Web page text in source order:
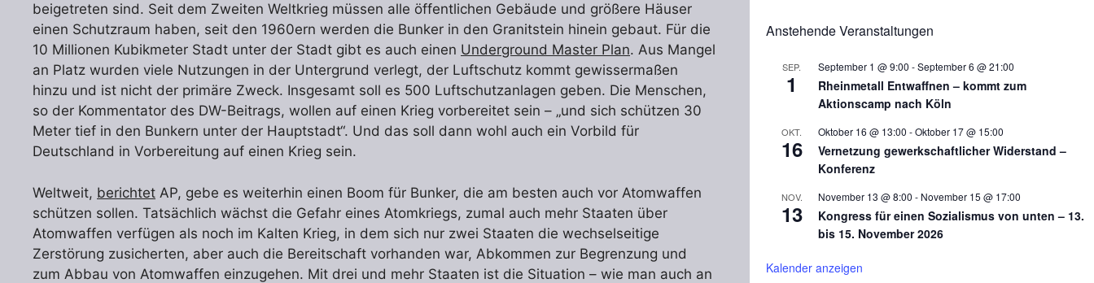
beigetreten sind. Seit dem Zweiten Weltkrieg müssen alle öffentlichen Gebäude und größere Häuser
einen Schutzraum haben, seit den 1960ern werden die Bunker in den Granitstein hinein gebaut. Für die
10 Millionen Kubikmeter Stadt unter der Stadt gibt es auch einen Underground Master Plan. Aus Mangel
an Platz wurden viele Nutzungen in der Untergrund verlegt, der Luftschutz kommt gewissermaßen
hinzu und ist nicht der primäre Zweck. Insgesamt soll es 500 Luftschutzanlagen geben. Die Menschen,
so der Kommentator des DW-Beitrags, wollen auf einen Krieg vorbereitet sein – „und sich schützen 30
Meter tief in den Bunkern unter der Hauptstadt“. Und das soll dann wohl auch ein Vorbild für
Deutschland in Vorbereitung auf einen Krieg sein.
Weltweit, berichtet AP, gebe es weiterhin einen Boom für Bunker, die am besten auch vor Atomwaffen
schützen sollen. Tatsächlich wächst die Gefahr eines Atomkriegs, zumal auch mehr Staaten über
Atomwaffen verfügen als noch im Kalten Krieg, in dem sich nur zwei Staaten die wechselseitige
Zerstörung zusicherten, aber auch die Bereitschaft vorhanden war, Abkommen zur Begrenzung und
zum Abbau von Atomwaffen einzugehen. Mit drei und mehr Staaten ist die Situation – wie man auch an
Anstehende Veranstaltungen
SEP.
1
September 1 @ 9:00 -September 6 @ 21:00
Rheinmetall Entwaffnen – kommt zum
Aktionscamp nach Köln
OKT.
16
Oktober 16 @ 13:00 -Oktober 17 @ 15:00
Vernetzung gewerkschaftlicher Widerstand –
Konferenz
NOV.
13
November 13 @ 8:00 - November 15 @ 17:00
Kongress für einen Sozialismus von unten – 13.
bis 15. November 2026
Kalender anzeigen